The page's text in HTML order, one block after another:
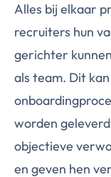
Alles bij elkaar
recruiters hun
gerichter
als team. Dit
worden
objectieve
en geven hen